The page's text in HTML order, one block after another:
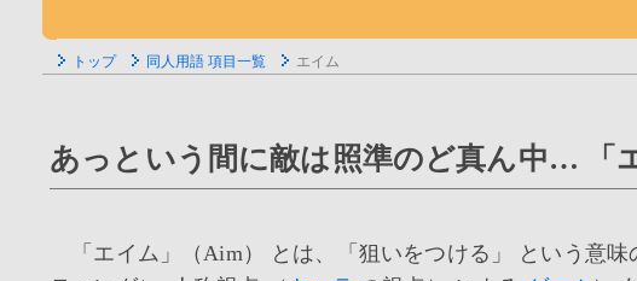
トップ 同人用語 項目一覧 エイム
あっという間に敵は照準のど真ん中… 「
「エイム」（Aim） とは、「狙いをつける」 という意味